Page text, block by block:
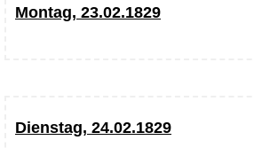
Montag, 23.02.1829
Dienstag, 24.02.1829